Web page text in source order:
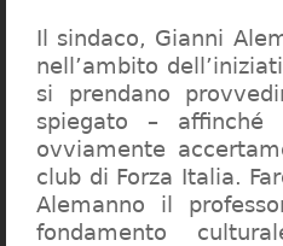
Il sindaco, Gianni
nell’ambito
si prendano
spiegato – affinché
ovviamente
club di Forza Italia.
Alemanno il
fondamento